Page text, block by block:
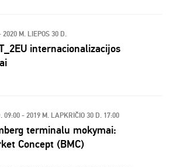
M. LIEPOS 30 D.
internacionalizacijos
09:00 - 2019 M. LAPKRIČIO 30 D. 17:00
terminalu mokymai:
Concept (BMC)